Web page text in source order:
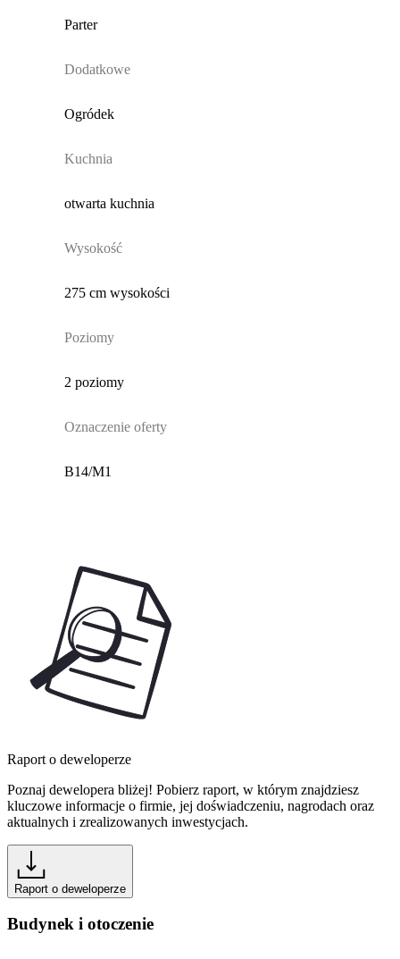
Parter
Dodatkowe
Ogródek
Kuchnia
otwarta kuchnia
Wysokość
275 cm wysokości
Poziomy
2 poziomy
Oznaczenie oferty
B14/M1
Raport o deweloperze
Poznaj dewelopera bliżej! Pobierz raport, w którym znajdziesz
kluczowe informacje o firmie, jej doświadczeniu, nagrodach oraz
aktualnych i zrealizowanych inwestycjach.
Raport o deweloperze
Budynek i otoczenie